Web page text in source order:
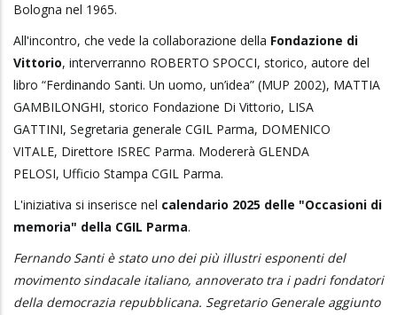
Bologna nel 1965.
All'incontro, che vede la collaborazione della Fondazione di
Vittorio, interverranno ROBERTO SPOCCI, storico, autore del
libro “Ferdinando Santi. Un uomo, un’idea” (MUP 2002), MATTIA
GAMBILONGHI, storico Fondazione Di Vittorio, LISA
GATTINI, Segretaria generale CGIL Parma, DOMENICO
VITALE, Direttore ISREC Parma. Modererà GLENDA
PELOSI, Ufficio Stampa CGIL Parma.
L'iniziativa si inserisce nel calendario 2025 delle "Occasioni di
memoria" della CGIL Parma.
Fernando Santi è stato uno dei più illustri esponenti del
movimento sindacale italiano, annoverato tra i padri fondatori
della democrazia repubblicana. Segretario Generale aggiunto